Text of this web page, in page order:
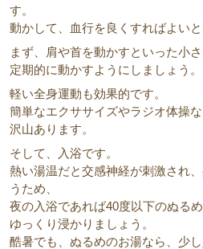
す。
動かして、血行を良くすればよいと
まず、肩や首を動かすといった小
定期的に動かすようにしましょう。
軽い全身運動も効果的です。
簡単なエクササイズやラジオ体操
沢山あります。
そして、入浴です。
熱い湯温だと交感神経が刺激され
うため、
夜の入浴であれば40度以下のぬる
ゆっくり浸かりましょう。
酷暑でも、ぬるめのお湯なら、少